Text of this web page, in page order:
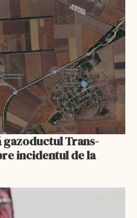
gazoductul Trans-
incidentul de la